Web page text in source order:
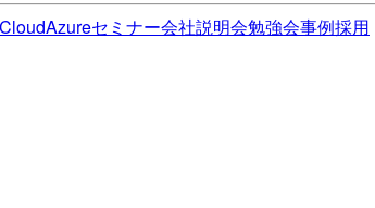
Azureセミナー会社説明会勉強会事例採用